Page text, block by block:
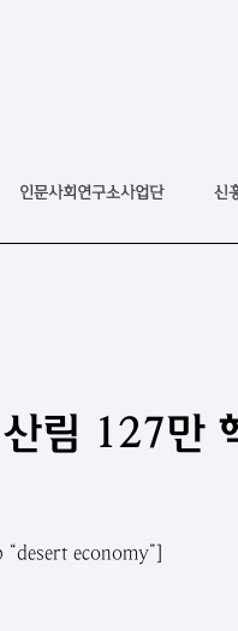
인문사회연구소사업단 신
림 127만
economy”]